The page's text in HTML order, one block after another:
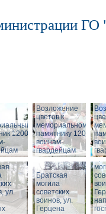
ГО
1200
Возложение
цветов к
мемориальному
памятнику 1200
воинам-
гвардейцам
ул.
Братская
могила
советских
воинов, ул.
Герцена